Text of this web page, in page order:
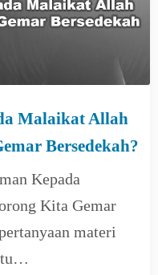
Malaikat Allah
Bersedekah?
Kepada
Kita Gemar
materi